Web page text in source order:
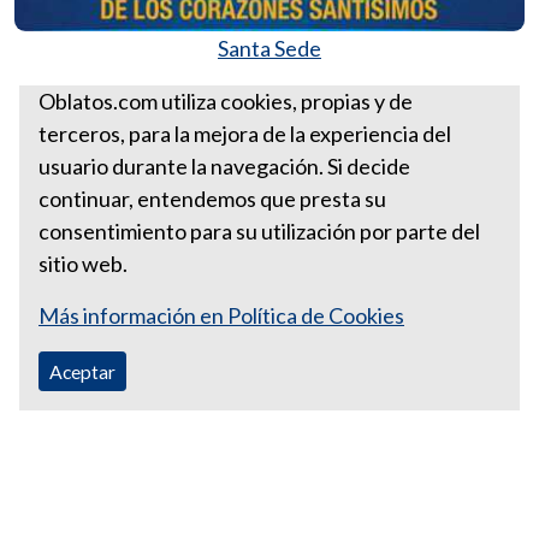
Santa Sede
Más Homilías del Padre Ernesto León
HOMILÍA PARA EL 24 DE
MARZO 2019
Oblatos.com utiliza cookies, propias y de
terceros, para la mejora de la experiencia del
usuario durante la navegación. Si decide
continuar, entendemos que presta su
consentimiento para su utilización por parte del
sitio web.
Más información en Política de Cookies
Aceptar